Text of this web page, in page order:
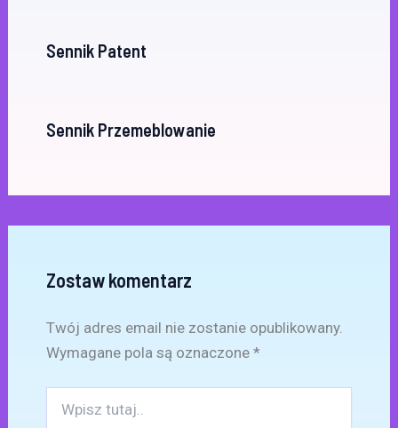
Sennik Patent
Sennik Przemeblowanie
Zostaw komentarz
Twój adres email nie zostanie opublikowany.
Wymagane pola są oznaczone *
tutaj..